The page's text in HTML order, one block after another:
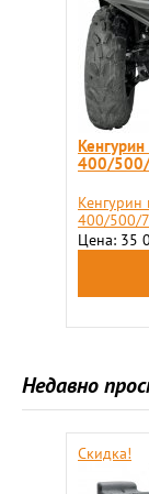
400/
Кенгурин
400/500/
Цена: 35
Недавно
Скидка!